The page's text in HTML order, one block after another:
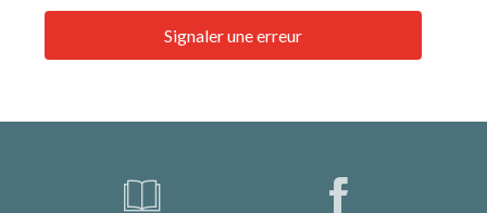
Signaler une erreur